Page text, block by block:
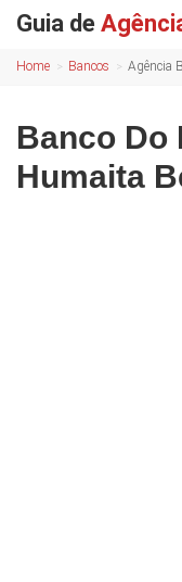
Guia de
Home Bancos Agência
Banco Do
Humaita